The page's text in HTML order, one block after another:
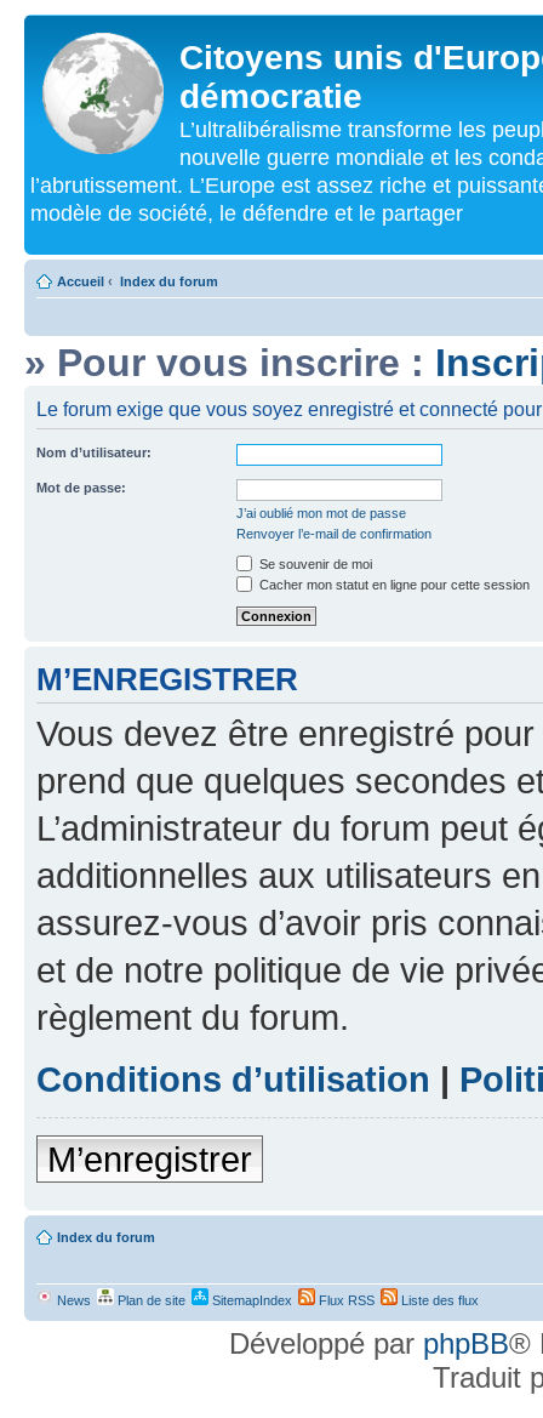
Citoyens unis
démocratie
L’ultralibéralisme transforme les
nouvelle guerre mondiale et les
l’abrutissement. L’Europe est assez riche et
modèle de société, le défendre et le partager
Accueil ‹ Index du forum
» Pour vous inscrire :
Le forum exige que vous soyez enregistré et connecté
Nom d’utilisateur:
Mot de passe:
J’ai oublié mon mot de passe
Renvoyer l’e-mail de confirmation
Se souvenir de moi
Cacher mon statut en ligne pour cette session
M’ENREGISTRER
Vous devez être enregistré
prend que quelques secondes
L’administrateur du forum peut
additionnelles aux utilisateurs
assurez-vous d’avoir pris
et de notre politique de vie
règlement du forum.
Conditions d’utilisation |
M’enregistrer
Index du forum
News Plan de site SitemapIndex Flux RSS Liste des flux
Développé par phpBB®
Traduit